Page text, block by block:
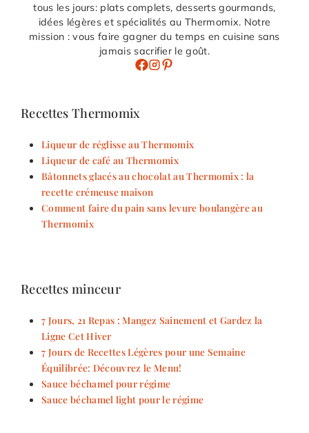
tous les jours: plats complets, desserts gourmands,
idées légères et spécialités au Thermomix. Notre
mission : vous faire gagner du temps en cuisine sans
jamais sacrifier le goût.
Recettes Thermomix
Liqueur de réglisse au Thermomix
Liqueur de café au Thermomix
Bâtonnets glacés au chocolat au Thermomix : la
recette crémeuse maison
Comment faire du pain sans levure boulangère au
Thermomix
Recettes minceur
7 Jours, 21 Repas : Mangez Sainement et Gardez la
Ligne Cet Hiver
7 Jours de Recettes Légères pour une Semaine
Équilibrée: Découvrez le Menu!
Sauce béchamel pour régime
Sauce béchamel light pour le régime